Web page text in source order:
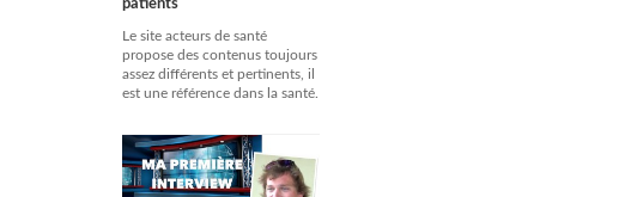
patients
Le site acteurs de santé
propose des contenus toujours
assez différents et pertinents, il
est une référence dans la santé.